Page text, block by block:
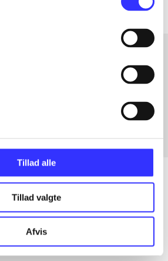
Tillad alle
Tillad valgte
Afvis
emner
fordelt på udgivelser